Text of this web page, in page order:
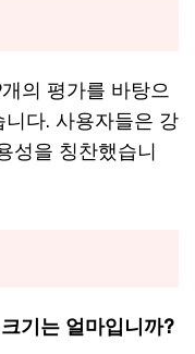
의 평가를 바탕으
다. 사용자들은 강
성을 칭찬했습니
기는 얼마입니까?